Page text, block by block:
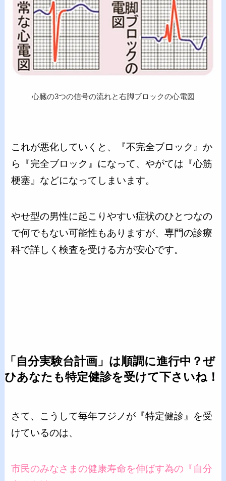
心臓の3つの信号の流れと右脚ブロックの心電図
これが悪化していくと、『不完全ブロック』か
ら『完全ブロック』になって、やがては『心筋
梗塞』などになってしまいます。
やせ型の男性に起こりやすい症状のひとつなの
で何でもない可能性もありますが、専門の診療
科で詳しく検査を受ける方が安心です。
「自分実験台計画」は順調に進行中？ぜ
ひあなたも特定健診を受けて下さいね！
さて、こうして毎年フジノが『特定健診』を受
けているのは、
市民のみなさまの健康寿命を伸ばす為の『自分